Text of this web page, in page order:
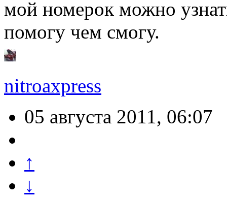
мой номерок можно
помогу чем смогу.
nitroaxpress
05 августа 2011, 06:07
↑
↓